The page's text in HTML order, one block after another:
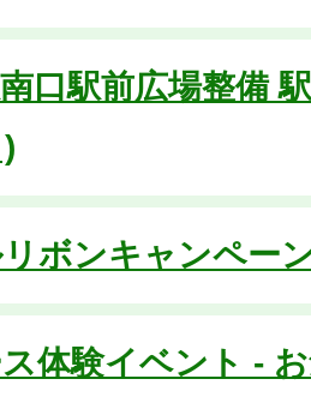
口駅前広場整備
ボンキャンペー
体験イベント -